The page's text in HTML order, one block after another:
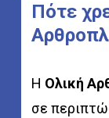
Πότε
Η Ολική
σε